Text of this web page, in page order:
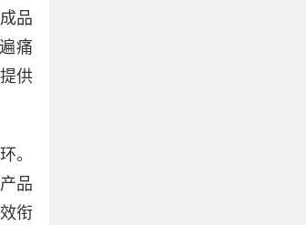
品
痛
供
。
品
衔